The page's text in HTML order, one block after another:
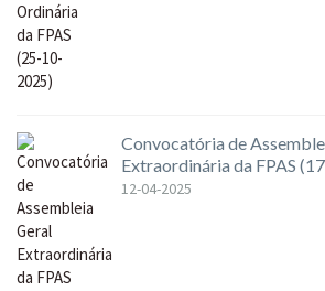
Convocatória de
Extraordinária da FPAS
12-04-2025